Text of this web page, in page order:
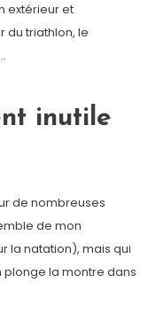
extérieur et
du triathlon, le
inutile
de nombreuses
de mon
la natation), mais qui
plonge la montre dans